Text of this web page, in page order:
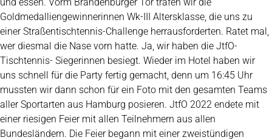
Goldmedalliengewinnerinnen Wk-III Altersklasse, die uns zu
einer Straßentischtennis-Challenge herrausforderten. Ratet mal,
wer diesmal die Nase vorn hatte. Ja, wir haben die JtfO-
Tischtennis- Siegerinnen besiegt. Wieder im Hotel haben wir
uns schnell für die Party fertig gemacht, denn um 16:45 Uhr
mussten wir dann schon für ein Foto mit den gesamten Teams
aller Sportarten aus Hamburg posieren. JtfO 2022 endete mit
einer riesigen Feier mit allen Teilnehmern aus allen
Bundesländern. Die Feier begann mit einer zweistündigen